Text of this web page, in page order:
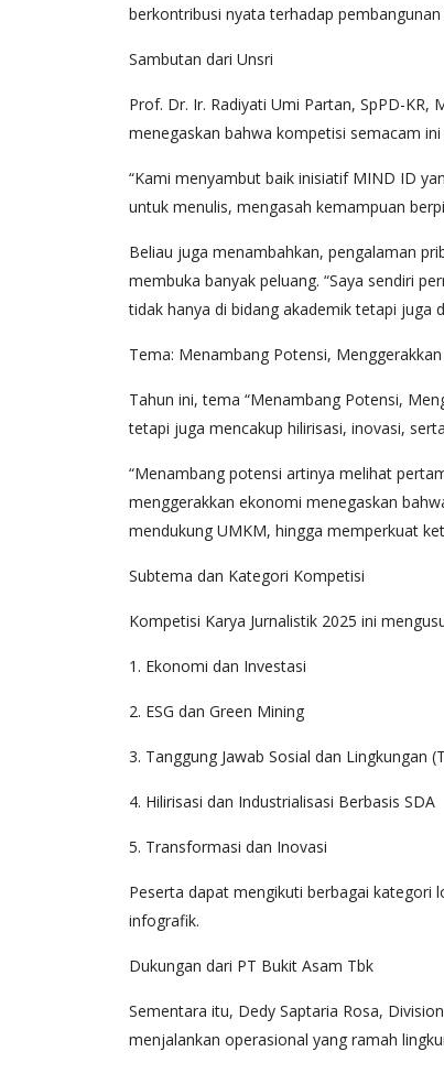
berkontribusi nyata terhadap pembangunan
Sambutan dari Unsri
Prof. Dr. Ir. Radiyati Umi Partan, SpPD-KR,
menegaskan bahwa kompetisi semacam
“Kami menyambut baik inisiatif MIND ID
untuk menulis, mengasah kemampuan
Beliau juga menambahkan, pengalaman
membuka banyak peluang. “Saya sendiri
tidak hanya di bidang akademik tetapi juga
Tema: Menambang Potensi,
Tahun ini, tema “Menambang Potensi,
tetapi juga mencakup hilirisasi, inovasi,
“Menambang potensi artinya melihat
menggerakkan ekonomi menegaskan
mendukung UMKM, hingga memperkuat
Subtema dan Kategori Kompetisi
Kompetisi Karya Jurnalistik 2025 ini
1. Ekonomi dan Investasi
2. ESG dan Green Mining
3. Tanggung Jawab Sosial dan Lingkungan
4. Hilirisasi dan Industrialisasi Berbasis SDA
5. Transformasi dan Inovasi
Peserta dapat mengikuti berbagai
infografik.
Dukungan dari PT Bukit Asam Tbk
Sementara itu, Dedy Saptaria Rosa,
menjalankan operasional yang ramah